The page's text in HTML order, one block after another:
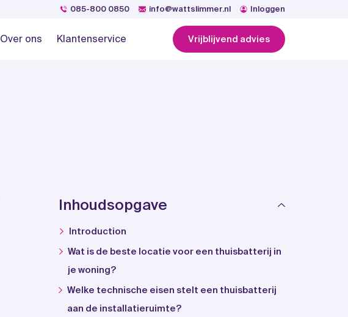
085-800 0850 info@wattslimmer.nl Inloggen
Over ons Klantenservice Vrijblijvend advies
Inhoudsopgave
Introduction
Wat is de beste locatie voor een thuisbatterij in
je woning?
Welke technische eisen stelt een thuisbatterij
aan de installatieruimte?